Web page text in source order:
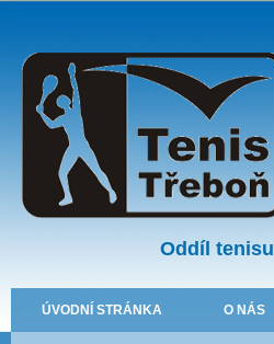
Oddíl tenisu
ÚVODNÍ STRÁNKA O NÁS